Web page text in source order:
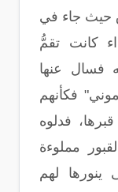
حيث جاء في
كانت تقمُّ
فسال عنها
فكأنهم
فدلوه
مملوءة
ينورها لهم